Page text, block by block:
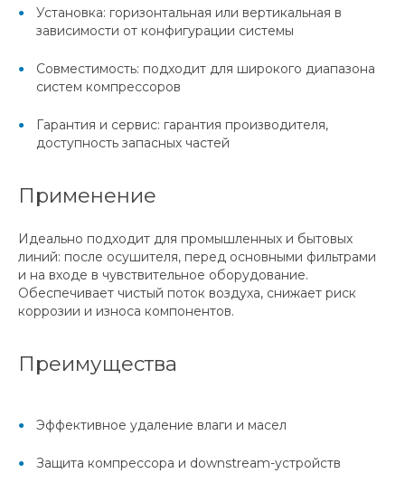
Установка: горизонтальная или вертикальная в
зависимости от конфигурации системы
Совместимость: подходит для широкого диапазона
систем компрессоров
Гарантия и сервис: гарантия производителя,
доступность запасных частей
Применение
Идеально подходит для промышленных и бытовых
линий: после осушителя, перед основными фильтрами
и на входе в чувствительное оборудование.
Обеспечивает чистый поток воздуха, снижает риск
коррозии и износа компонентов.
Преимущества
Эффективное удаление влаги и масел
Защита компрессора и downstream-устройств